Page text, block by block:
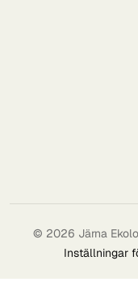
© 2026 Järna
Inställningar